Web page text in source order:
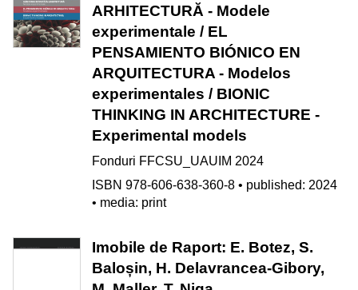
ARHITECTURĂ - Modele
experimentale / EL
PENSAMIENTO BIÓNICO EN
ARQUITECTURA - Modelos
experimentales / BIONIC
THINKING IN ARCHITECTURE -
Experimental models
Fonduri FFCSU_UAUIM 2024
ISBN 978-606-638-360-8 • published: 2024
• media: print
Imobile de Raport: E. Botez, S.
Baloșin, H. Delavrancea-Gibory,